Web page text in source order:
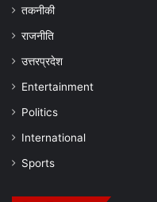
तकनीकी
राजनीति
उत्तरप्रदेश
Entertainment
Politics
International
Sports